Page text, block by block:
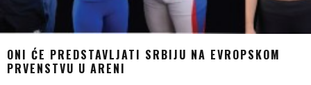
ONI ĆE PREDSTAVLJATI SRBIJU NA EVROPSKOM
PRVENSTVU U ARENI